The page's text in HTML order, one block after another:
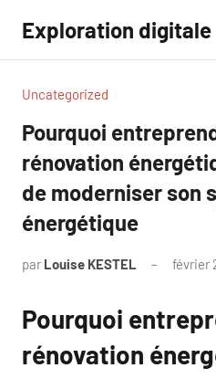
contenu
Exploration digitale
Uncategorized
Pourquoi
rénovation
de moderniser son
énergétique
par Louise KESTEL février
Pourquoi
rénovation